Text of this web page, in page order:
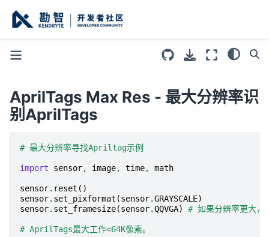
AprilTags Max Res - 最大分辨率识
别AprilTags
# 最大分辨率寻找Apriltag示例
import sensor, image, time, math
sensor. reset ()
sensor. set_pixformat (sensor.GRAYSCALE)
sensor. set_framesize(sensor.QQVGA) # 如果分辨率更大
# AprilTags最大工作<64K像素。